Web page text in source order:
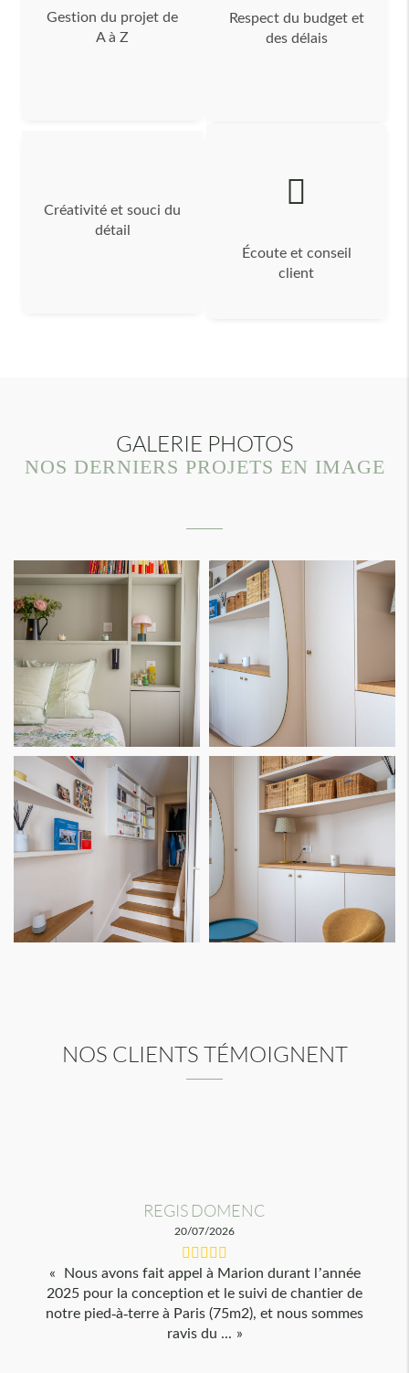
Gestion du projet de
A à Z
Respect du budget et
des délais
Créativité et souci du
détail
Écoute et conseil
client
GALERIE PHOTOS
NOS DERNIERS PROJETS EN IMAGE
NOS CLIENTS TÉMOIGNENT
REGIS DOMENC
20/07/2026
Nous avons fait appel à Marion durant l’année
2025 pour la conception et le suivi de chantier de
notre pied-à-terre à Paris (75m2), et nous sommes
ravis du ...